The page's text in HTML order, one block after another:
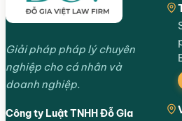
Giải pháp pháp lý chuyên
nghiệp cho cá nhân và
doanh nghiệp.
Công ty Luật TNHH Đỗ Gia